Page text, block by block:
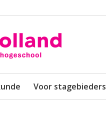
Voor stagebieders